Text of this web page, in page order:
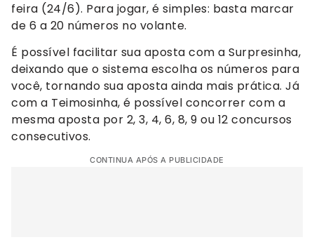
feira (24/6). Para jogar, é simples: basta marcar
de 6 a 20 números no volante.
É possível facilitar sua aposta com a Surpresinha,
deixando que o sistema escolha os números para
você, tornando sua aposta ainda mais prática. Já
com a Teimosinha, é possível concorrer com a
mesma aposta por 2, 3, 4, 6, 8, 9 ou 12 concursos
consecutivos.
CONTINUA APÓS A PUBLICIDADE